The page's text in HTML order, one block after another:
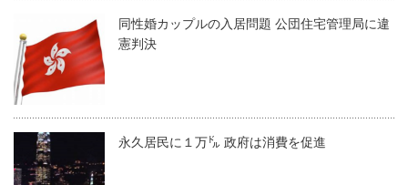
同性婚カップルの入居問題 公団住宅管理局に違
憲判決
永久居民に１万㌦ 政府は消費を促進